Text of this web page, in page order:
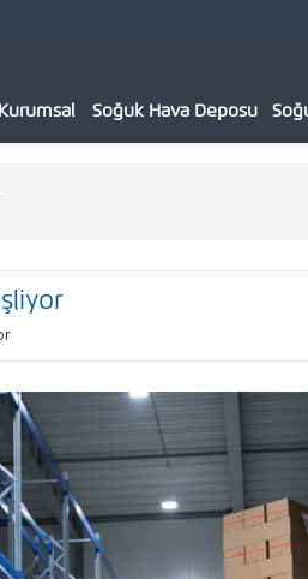
Kurumsal Soğuk Hava Deposu